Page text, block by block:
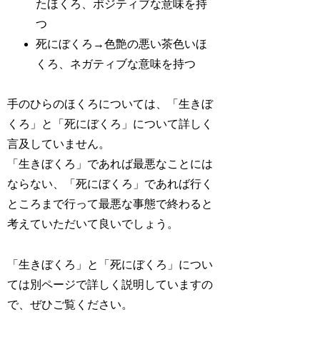
たほくろ、ポジティブな意味を持
つ
死にぼくろ→色艶の悪い茶色いほ
くろ、ネガティブな意味を持つ
手のひらのほくろについては、「生きぼ
くろ」と「死にぼくろ」について詳しく
言及していません。
「生きぼくろ」であれば最悪なことには
ならない、「死にぼくろ」であれば行く
ところまで行って最悪な事態で終わると
考えていただいて良いでしょう。
「生きぼくろ」と「死にぼくろ」につい
ては別ページで詳しく説明していますの
で、ぜひご覧ください。